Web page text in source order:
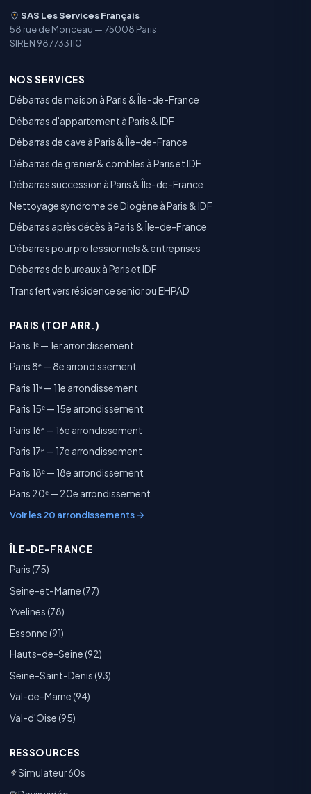
SAS Les Services Français
58 rue de Monceau — 75008 Paris
SIREN 987733110
NOS SERVICES
Débarras de maison à Paris & Île-de-France
Débarras d'appartement à Paris & IDF
Débarras de cave à Paris & Île-de-France
Débarras de grenier & combles à Paris et IDF
Débarras succession à Paris & Île-de-France
Nettoyage syndrome de Diogène à Paris & IDF
Débarras après décès à Paris & Île-de-France
Débarras pour professionnels & entreprises
Débarras de bureaux à Paris et IDF
Transfert vers résidence senior ou EHPAD
PARIS (TOP ARR.)
Paris 1ᵉ — 1er arrondissement
Paris 8ᵉ — 8e arrondissement
Paris 11ᵉ — 11e arrondissement
Paris 15ᵉ — 15e arrondissement
Paris 16ᵉ — 16e arrondissement
Paris 17ᵉ — 17e arrondissement
Paris 18ᵉ — 18e arrondissement
Paris 20ᵉ — 20e arrondissement
Voir les 20 arrondissements →
ÎLE-DE-FRANCE
Paris (75)
Seine-et-Marne (77)
Yvelines (78)
Essonne (91)
Hauts-de-Seine (92)
Seine-Saint-Denis (93)
Val-de-Marne (94)
Val-d'Oise (95)
RESSOURCES
Simulateur 60s